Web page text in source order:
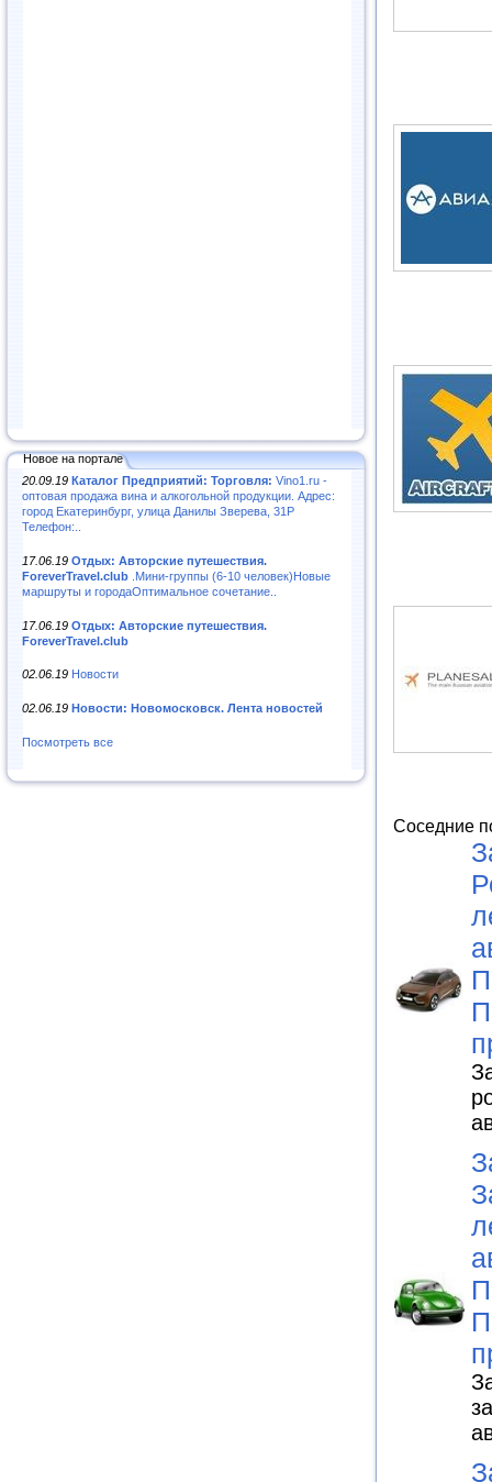
Новое на портале
20.09.19 Каталог Предприятий: Торговля: Vino1.ru -
оптовая продажа вина и алкогольной продукции. Адрес:
город Екатеринбург, улица Данилы Зверева, 31Р
Телефон:..
17.06.19 Отдых: Авторские путешествия.
ForeverTravel.club .Мини-группы (6-10 человек)Новые
маршруты и городаОптимальное сочетание..
17.06.19 Отдых: Авторские путешествия.
ForeverTravel.club
02.06.19 Новости
02.06.19 Новости: Новомосковск. Лента новостей
Посмотреть все
Соседние